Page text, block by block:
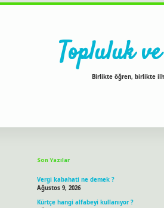
Topluluk
Birlikte öğren, birlikte
Son Yazılar
Vergi kabahati ne demek ?
Ağustos 9, 2026
Kürtçe hangi alfabeyi kullanıyor ?